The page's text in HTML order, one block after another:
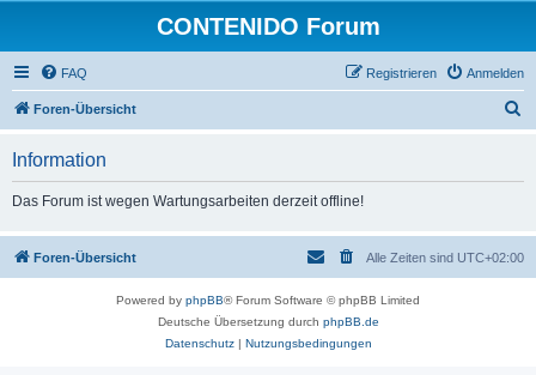
CONTENIDO Forum
FAQ Anmelden
Registrieren
Foren-Übersicht
Information
Das Forum ist wegen Wartungsarbeiten derzeit offline!
Foren-Übersicht Alle Zeiten sind UTC+02:00
Powered by phpBB® Forum Software © phpBB Limited
Deutsche Übersetzung durch phpBB.de
Datenschutz| Nutzungsbedingungen